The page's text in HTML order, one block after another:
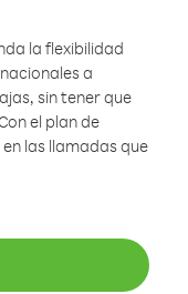
la flexibilidad
a
sin tener que
el plan de
las llamadas que